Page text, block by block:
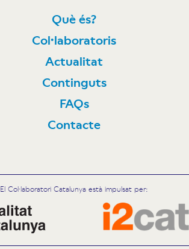
Què és?
Col·laboratoris
Actualitat
Continguts
FAQs
Contacte
El Col·laboratori Catalunya està impulsat per: